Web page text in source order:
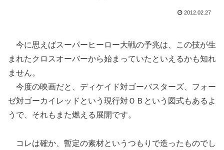
2012.02.27
今に思えばスーパーヒーロー大戦の予兆は、この技が生
まれたクロスオーバーから始まっていたといえるかも知れ
ません。
今度の映画だと、ディケイド対ゴーバスターズ、フォー
ゼ対ゴーカイレッドという現行対ＯＢという図式もあるよ
うで、それもまた燃える展開です。
コレは確か、暫定の素材というつもりで造ったものでし